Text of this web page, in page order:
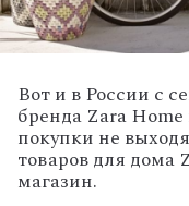
Вот и в России с
бренда Zara
покупки не
товаров для дома
магазин.